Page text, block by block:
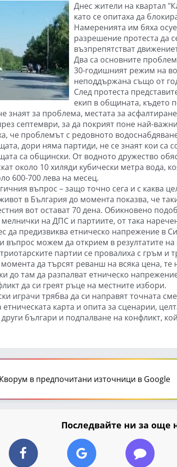
Днес жители на квартал
като се опитаха да
Намеренията им бяха
разрешение протеста да
възпрепятстват
Два са основните
30-годишният режим на
неподдържана също от
След протеста
екип в общината, където
знаят за проблема, местата за
септември, за да покрият поне най-
че проблемът с редовното
дори няма партиди, не се знаят кои са
са общински. От водното дружество
около 10 хиляди кубически метра вода,
600-700 лева на месец.
въпрос – защо точно сега и с каква
в България до момента показва, че
вот остават 70 дена. Обикновено
на ДПС и партиите, от така
да предизвиква етническо напрежение в
въпрос можем да открием в резултатите
партии се провалиха с гръм и
да търсят реванш на всяка цена, те
до там да разпалват етническо
да си греят ръце на местните избори.
играчи трябва да си направят точната
етническата карта и опита за сценарии,
българи и подпалване на конфликт,
в предпочитани източници в Google
Последвайте ни за още